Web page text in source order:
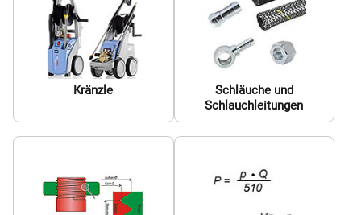
Kränzle
Schläuche und
Schlauchleitungen